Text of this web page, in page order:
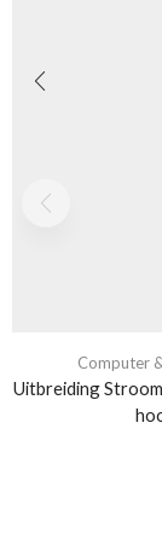
Computer
Uitbreiding